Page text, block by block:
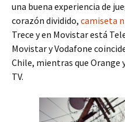
una buena experiencia de
corazón dividido, camiseta
Trece y en Movistar está
Movistar y Vodafone
Chile, mientras que Orange
TV.